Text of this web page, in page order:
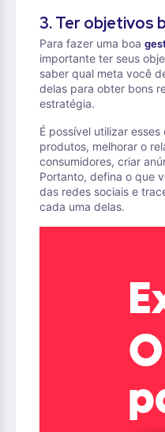
3. Ter objetivos
Para fazer uma boa
importante ter seus
saber qual meta você
delas para obter bons
estratégia.
É possível utilizar
produtos, melhorar o
consumidores, criar
Portanto, defina o que
das redes sociais e
cada uma delas.